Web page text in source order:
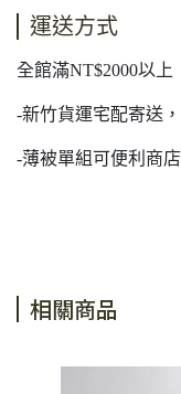
運送方式
全館滿NT$2000以上
-新竹貨運宅配寄送
-薄被單組可便利商
相關商品